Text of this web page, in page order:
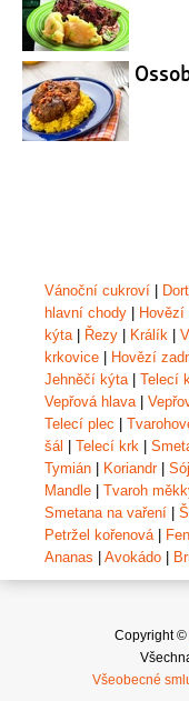
Vánoční cukroví
hlavní chody
kýta| Řezy Králík
krkovice
Hovězí
Jehněčí kýta| Telecí
Vepřová hlava|
Telecí plec
šál
Telecí krk
Tymián
Koriandr|
Mandle
Tvaroh
Smetana na vaření
Petržel kořenová|
Ananas
Avokádo
Copyright ©
Všeobecné